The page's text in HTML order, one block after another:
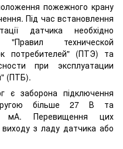
пожежного крану
Під час встановлення
датчика необхідно
технической
потребителей" (ПТЭ) та
при эксплуатации
(ПТБ).
є заборона підключення
більше 27 В та
мА. Перевищення цих
з ладу датчика або